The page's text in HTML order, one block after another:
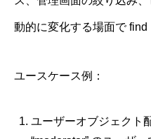
動的に変化する場面で find
ユースケース例：
ユーザーオブジェクト